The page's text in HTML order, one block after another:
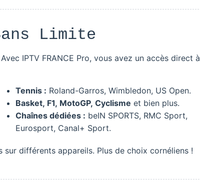
Limite
IPTV FRANCE Pro, vous avez un accès direct à
Tennis : Roland-Garros, Wimbledon, US Open.
Basket, F1, MotoGP, Cyclisme et bien plus.
Chaînes dédiées : beIN SPORTS, RMC Sport,
Eurosport, Canal+ Sport.
sur différents appareils. Plus de choix cornéliens !